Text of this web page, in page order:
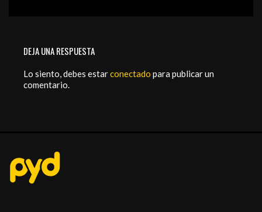
DEJA UNA RESPUESTA
Lo siento, debes estarconectado para publicar un
comentario.